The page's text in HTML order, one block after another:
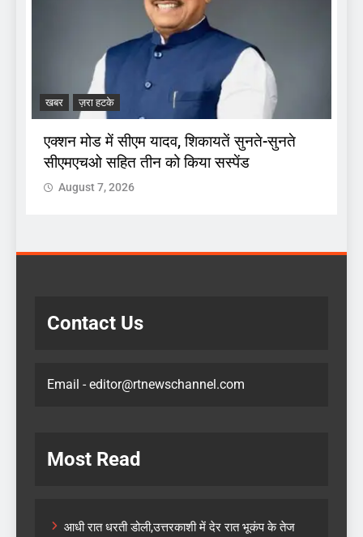
खबर ज़रा हटके
एक्शन मोड में सीएम यादव, शिकायतें सुनते-सुनते
सीएमएचओ सहित तीन को किया सस्पेंड
August 7, 2026
Contact Us
Email - editor@rtnewschannel.com
Most Read
आधी रात धरती डोली,उत्तरकाशी में देर रात भूकंप के तेज